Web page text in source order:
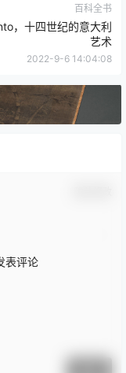
百科全书
，十四世纪的意大利
艺术
2022-9-6 14:04:08
表评论